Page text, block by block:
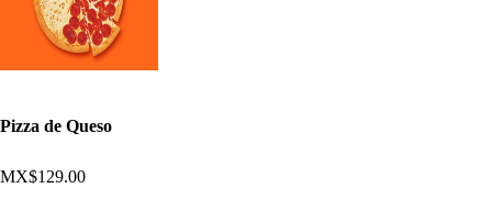
Pizza de Queso
MX$129.00